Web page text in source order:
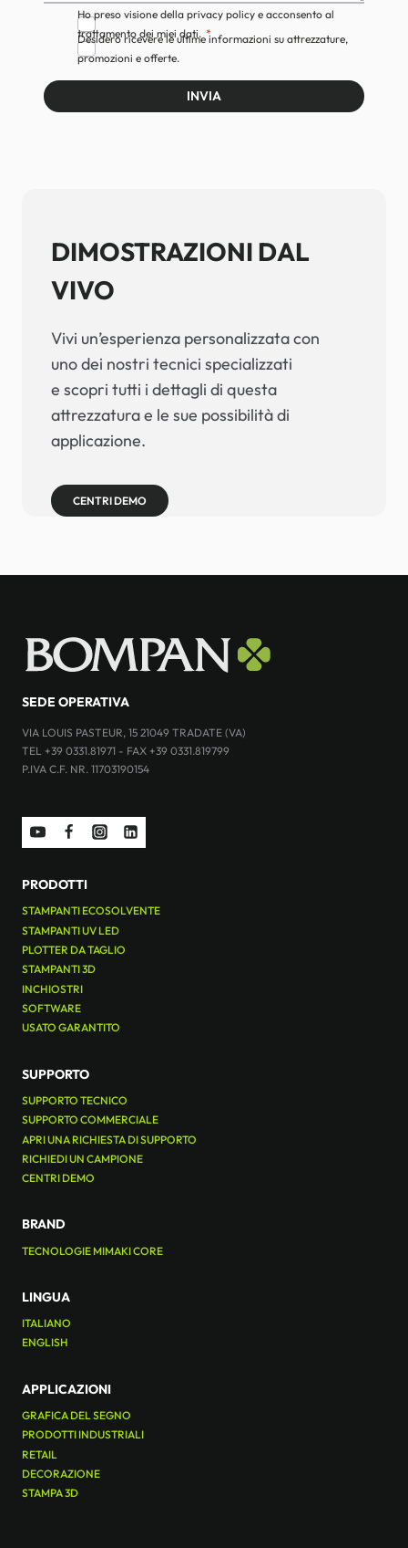
Ho preso visione della privacy policy e acconsento al
trattamento dei miei dati.
Desidero ricevere le ultime informazioni su attrezzature,
promozioni e offerte.
INVIA
DIMOSTRAZIONI DAL
VIVO
Vivi un’esperienza personalizzata con
uno dei nostri tecnici specializzati
e scopri tutti i dettagli di questa
attrezzatura e le sue possibilità di
applicazione.
CENTRI DEMO
SEDE OPERATIVA
VIA LOUIS PASTEUR, 15 21049 TRADATE (VA)
TEL +39 0331.81971 - FAX +39 0331.819799
P.IVA C.F. NR. 11703190154
PRODOTTI
STAMPANTI ECOSOLVENTE
STAMPANTI UV LED
PLOTTER DA TAGLIO
STAMPANTI 3D
INCHIOSTRI
SOFTWARE
USATO GARANTITO
SUPPORTO
SUPPORTO TECNICO
SUPPORTO COMMERCIALE
APRI UNA RICHIESTA DI SUPPORTO
RICHIEDI UN CAMPIONE
CENTRI DEMO
BRAND
TECNOLOGIE MIMAKI CORE
LINGUA
ITALIANO
ENGLISH
APPLICAZIONI
GRAFICA DEL SEGNO
PRODOTTI INDUSTRIALI
RETAIL
DECORAZIONE
STAMPA 3D